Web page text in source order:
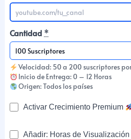
Cantidad *
100 Suscriptores
Velocidad: 50 a 200 suscriptores
Inicio de Entrega: 0 – 12 Horas
Origen: Todos los países
Activar Crecimiento Premium
Añadir: Horas de